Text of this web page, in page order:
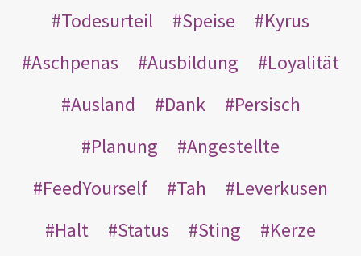
Todesurteil
Speise
Kyrus
Aschpenas
Ausbildung
Loyalität
Ausland
Dank
Persisch
Planung
Angestellte
FeedYourself
Tah
Leverkusen
Halt
Status Sting
Kerze